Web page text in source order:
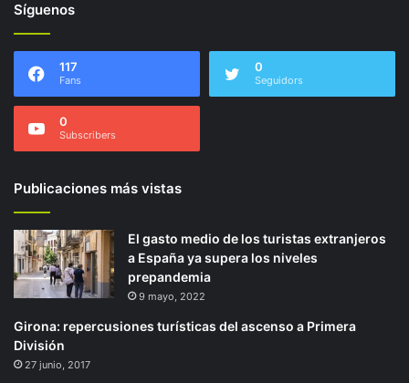
Síguenos
117
Fans
0
Seguidors
0
Subscribers
Publicaciones más vistas
El gasto medio de los turistas extranjeros
a España ya supera los niveles
prepandemia
9 mayo, 2022
Girona: repercusiones turísticas del ascenso a Primera
División
27 junio, 2017